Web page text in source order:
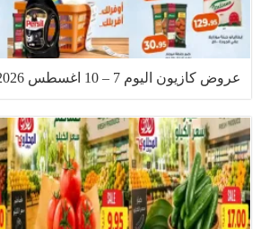
عروض كازيون اليوم 7 – 10 اغسطس 2026 أقل سعر